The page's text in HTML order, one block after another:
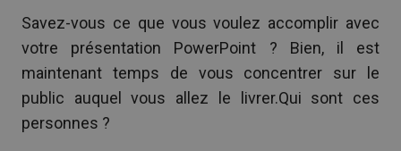
Savez-vous ce que vous voulez accomplir avec
votre présentation PowerPoint ? Bien, il est
maintenant temps de vous concentrer sur le
public auquel vous allez le livrer.Qui sont ces
personnes ?